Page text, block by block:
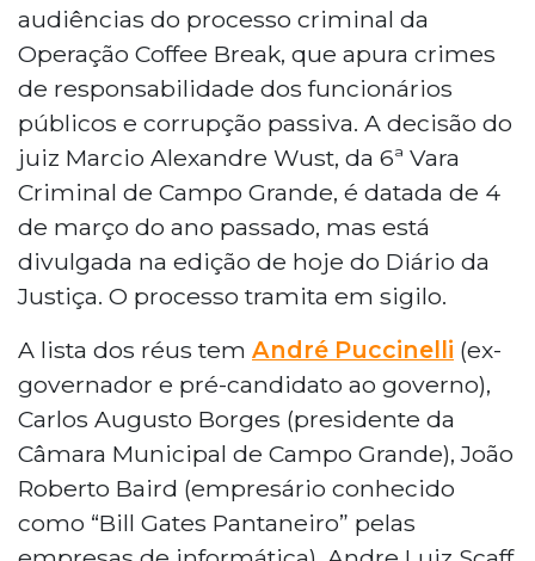
audiências do processo criminal da
Operação Coffee Break, que apura crimes
de responsabilidade dos funcionários
públicos e corrupção passiva. A decisão do
juiz Marcio Alexandre Wust, da 6ª Vara
Criminal de Campo Grande, é datada de 4
de março do ano passado, mas está
divulgada na edição de hoje do Diário da
Justiça. O processo tramita em sigilo.
A lista dos réus tem André Puccinelli (ex-
governador e pré-candidato ao governo),
Carlos Augusto Borges (presidente da
Câmara Municipal de Campo Grande), João
Roberto Baird (empresário conhecido
como “Bill Gates Pantaneiro” pelas